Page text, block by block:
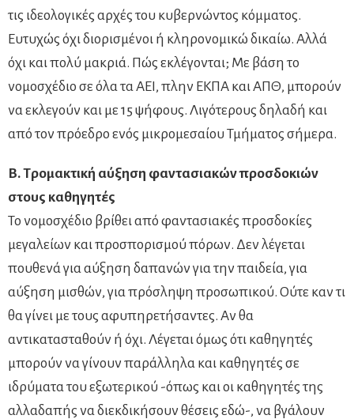
τις ιδεολογικές αρχές του κυβερνώντος κόμματος.
Ευτυχώς όχι διορισμένοι ή κληρονομικώ δικαίω. Αλλά
όχι και πολύ μακριά. Πώς εκλέγονται; Με βάση το
νομοσχέδιο σε όλα τα ΑΕΙ, πλην ΕΚΠΑ και ΑΠΘ, μπορούν
να εκλεγούν και με 15 ψήφους. Λιγότερους δηλαδή και
από τον πρόεδρο ενός μικρομεσαίου Τμήματος σήμερα.
Β. Τρομακτική αύξηση φαντασιακών προσδοκιών
στους καθηγητές
Το νομοσχέδιο βρίθει από φαντασιακές προσδοκίες
μεγαλείων και προσπορισμού πόρων. Δεν λέγεται
πουθενά για αύξηση δαπανών για την παιδεία, για
αύξηση μισθών, για πρόσληψη προσωπικού. Ούτε καν τι
θα γίνει με τους αφυπηρετήσαντες. Αν θα
αντικατασταθούν ή όχι. Λέγεται όμως ότι καθηγητές
μπορούν να γίνουν παράλληλα και καθηγητές σε
ιδρύματα του εξωτερικού -όπως και οι καθηγητές της
αλλαδαπής να διεκδικήσουν θέσεις εδώ-, να βγάλουν